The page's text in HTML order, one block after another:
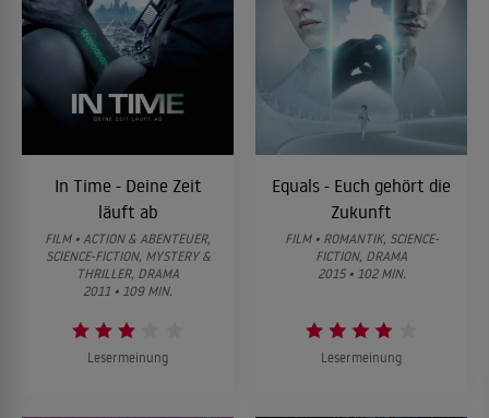
In Time - Deine Zeit
läuft ab
FILM • ACTION & ABENTEUER,
SCIENCE-FICTION, MYSTERY &
THRILLER, DRAMA
2011 • 109 MIN.
Lesermeinung
Equals - Euch gehört die
Zukunft
FILM • ROMANTIK, SCIENCE-
FICTION, DRAMA
2015 • 102 MIN.
Lesermeinung